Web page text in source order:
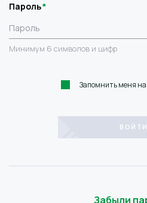
Пароль
Минимум 6 символов и цифр
Запомнить меня
Забыли